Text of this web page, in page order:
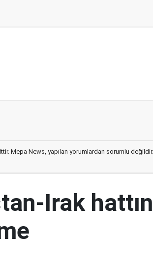
Mepa News, yapılan yorumlardan sorumlu
Irak